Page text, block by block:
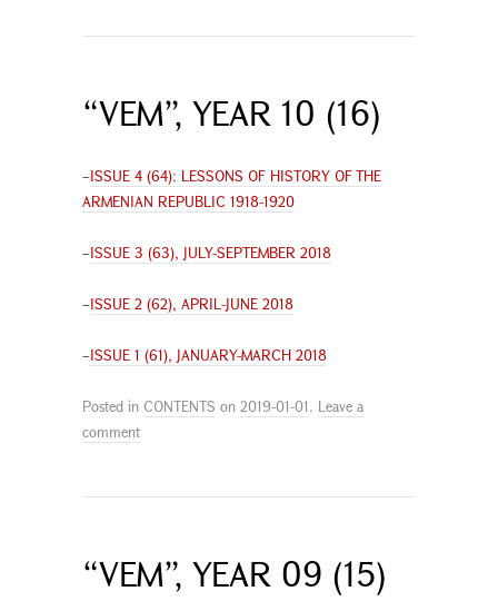
“VEM”, YEAR 10 (16)
–ISSUE 4 (64): LESSONS OF HISTORY OF THE
ARMENIAN REPUBLIC 1918-1920
–ISSUE 3 (63), JULY-SEPTEMBER 2018
–ISSUE 2 (62), APRIL-JUNE 2018
–ISSUE 1 (61), JANUARY-MARCH 2018
Posted in CONTENTS on 2019-01-01. Leave a
comment
“VEM”, YEAR 09 (15)